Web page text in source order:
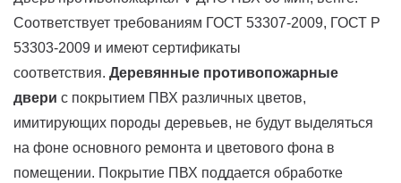
Соответствует требованиям ГОСТ 53307-2009, ГОСТ Р
53303-2009 и имеют сертификаты
соответствия. Деревянные противопожарные
двери с покрытием ПВХ различных цветов,
имитирующих породы деревьев, не будут выделяться
на фоне основного ремонта и цветового фона в
помещении. Покрытие ПВХ поддается обработке